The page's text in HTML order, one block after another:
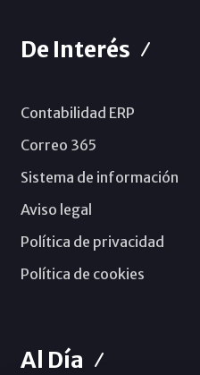
De Interés
Contabilidad ERP
Correo 365
Sistema de información
Aviso legal
Política de privacidad
Política de cookies
Al Día